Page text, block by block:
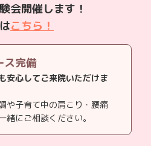
会開催します！
こちら！
ス完備
安心してご来院いただけま
や子育て中の肩こり・腰痛
緒にご相談ください。